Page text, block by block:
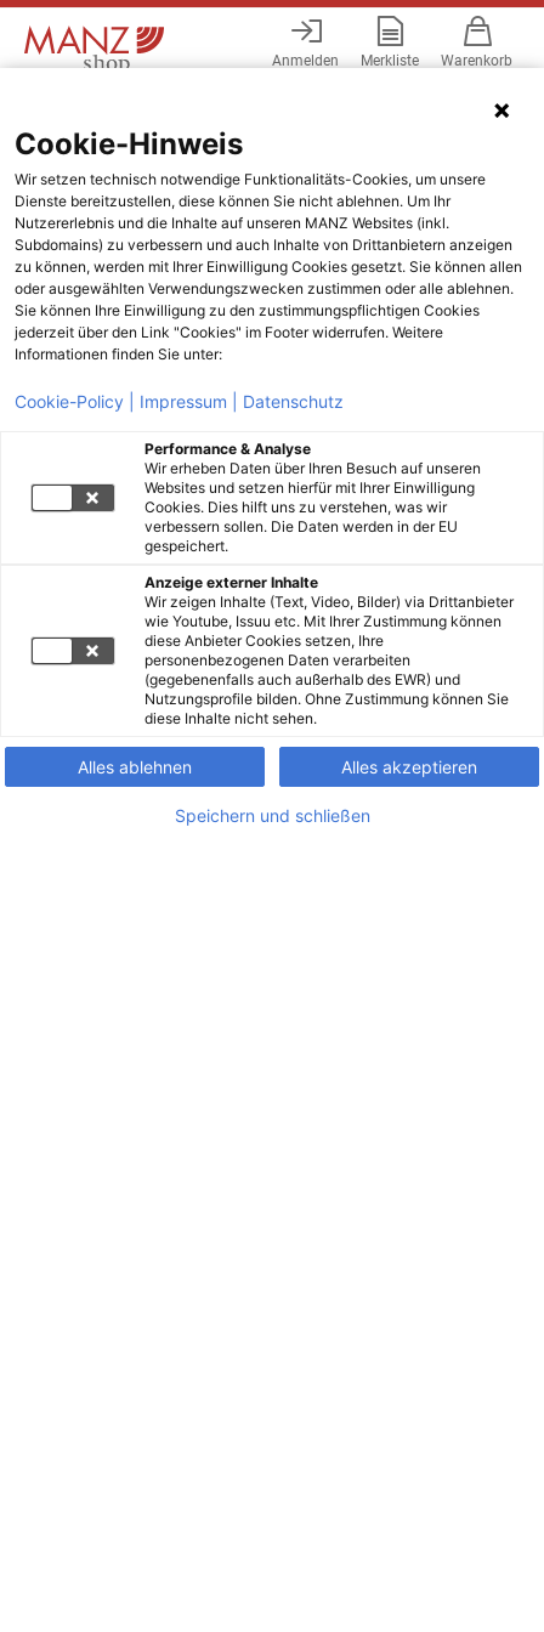
Anmelden Merkliste Warenkorb
Cookie-Hinweis
Wir setzen technisch notwendige Funktionalitäts-Cookies, um unsere
Dienste bereitzustellen, diese können Sie nicht ablehnen. Um Ihr
Nutzererlebnis und die Inhalte auf unseren MANZ Websites (inkl.
Subdomains) zu verbessern und auch Inhalte von Drittanbietern anzeigen
zu können, werden mit Ihrer Einwilligung Cookies gesetzt. Sie können allen
oder ausgewählten Verwendungszwecken zustimmen oder alle ablehnen.
Sie können Ihre Einwilligung zu den zustimmungspflichtigen Cookies
jederzeit über den Link "Cookies" im Footer widerrufen. Weitere
Informationen finden Sie unter:
Cookie-Policy | Impressum | Datenschutz
Performance & Analyse
Wir erheben Daten über Ihren Besuch auf unseren
Websites und setzen hierfür mit Ihrer Einwilligung
Cookies. Dies hilft uns zu verstehen, was wir
verbessern sollen. Die Daten werden in der EU
gespeichert.
Anzeige externer Inhalte
Wir zeigen Inhalte (Text, Video, Bilder) via Drittanbieter
wie Youtube, Issuu etc. Mit Ihrer Zustimmung können
diese Anbieter Cookies setzen, Ihre
personenbezogenen Daten verarbeiten
(gegebenenfalls auch außerhalb des EWR) und
Nutzungsprofile bilden. Ohne Zustimmung können Sie
diese Inhalte nicht sehen.
Alles ablehnen Alles akzeptieren
Speichern und schließen